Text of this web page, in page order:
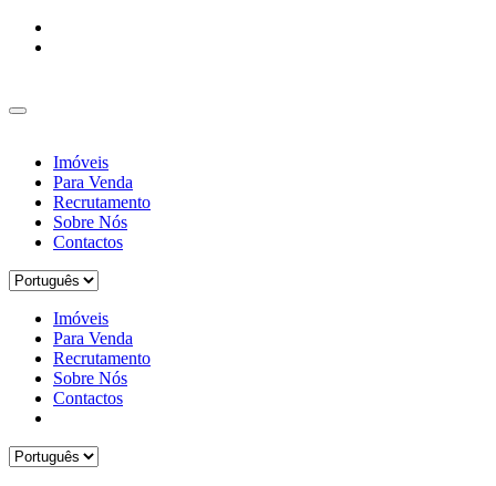
Imóveis
Para Venda
Recrutamento
Sobre Nós
Contactos
Imóveis
Para Venda
Recrutamento
Sobre Nós
Contactos